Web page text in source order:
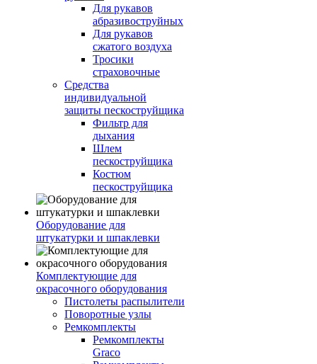
Для рукавов
абразивоструйных
Для рукавов
сжатого воздуха
Тросики
страховочные
Средства
индивидуальной
защиты пескоструйщика
Фильтр для
дыхания
Шлем
пескоструйщика
Костюм
пескоструйщика
Оборудование для
штукатурки и шпаклевки
Комплектующие для
окрасочного оборудования
Пистолеты распылители
Поворотные узлы
Ремкомплекты
Ремкомплекты
Graco